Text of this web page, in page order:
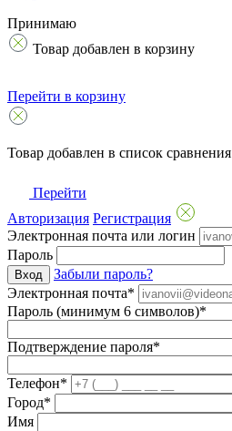
Принимаю
Товар добавлен в корзину
Перейти в корзину
Товар добавлен в список сравнения
Перейти
Авторизация Регистрация
Электронная почта или логин
Пароль
Вход
Забыли пароль?
Электронная почта*
Пароль (минимум 6 символов)*
Подтверждение пароля*
Телефон*
Город*
Имя